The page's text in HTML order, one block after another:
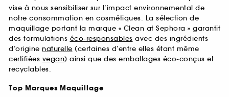
vise à nous sensibiliser sur l’impact environnemental de
notre consommation en cosmétiques. La sélection de
maquillage portant la marque « Clean at Sephora » garantit
des formulations éco-responsables avec des ingrédients
d’origine naturelle (certaines d’entre elles étant même
certifiées vegan) ainsi que des emballages éco-conçus et
recyclables.
Top Marques Maquillage